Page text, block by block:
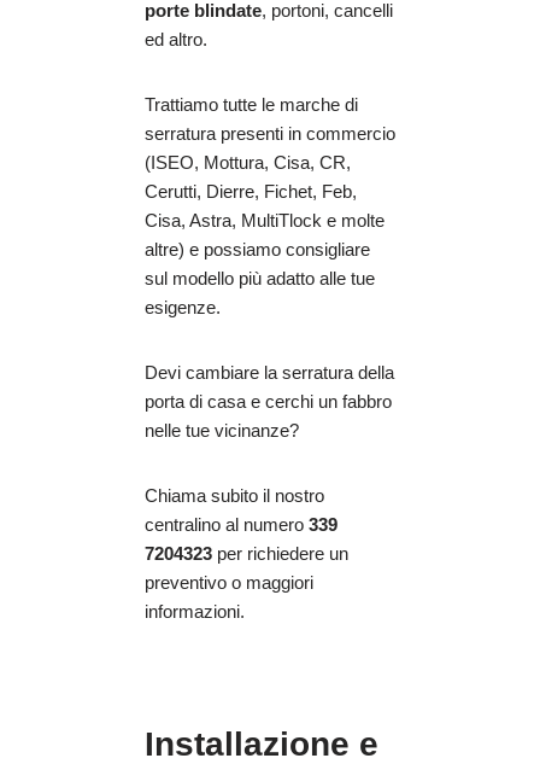
porte blindate, portoni, cancelli
ed altro.
Trattiamo tutte le marche di
serratura presenti in commercio
(ISEO, Mottura, Cisa, CR,
Cerutti, Dierre, Fichet, Feb,
Cisa, Astra, MultiTlock e molte
altre) e possiamo consigliare
sul modello più adatto alle tue
esigenze.
Devi cambiare la serratura della
porta di casa e cerchi un fabbro
nelle tue vicinanze?
Chiama subito il nostro
centralino al numero 339
7204323 per richiedere un
preventivo o maggiori
informazioni.
Installazione e